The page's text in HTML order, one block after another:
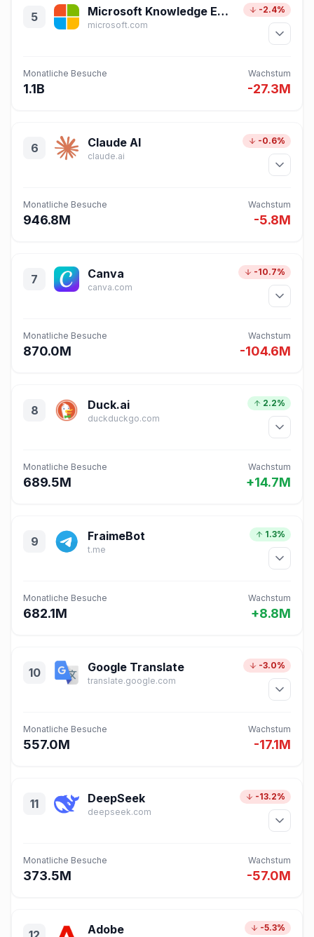
5 Microsoft Knowledge Exploration
microsoft.com
-2.4%
Monatliche Besuche
1.1B
Wachstum
-27.3M
6 Claude AI
claude.ai
-0.6%
Monatliche Besuche
946.8M
Wachstum
-5.8M
7 Canva
canva.com
-10.7%
Monatliche Besuche
870.0M
Wachstum
-104.6M
8 Duck.ai
duckduckgo.com
2.2%
Monatliche Besuche
689.5M
Wachstum
+14.7M
9 FraimeBot
t.me
1.3%
Monatliche Besuche
682.1M
Wachstum
+8.8M
10 Google Translate
translate.google.com
-3.0%
Monatliche Besuche
557.0M
Wachstum
-17.1M
11 DeepSeek
deepseek.com
-13.2%
Monatliche Besuche
373.5M
Wachstum
-57.0M
Adobe -5.3%